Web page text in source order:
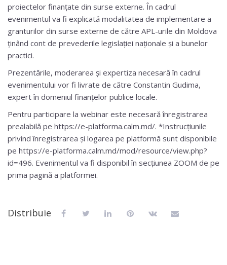
proiectelor finanțate din surse externe. În cadrul
evenimentul va fi explicată modalitatea de implementare a
granturilor din surse externe de către APL-urile din Moldova
ținând cont de prevederile legislației naționale și a bunelor
practici.
Prezentările, moderarea și expertiza necesară în cadrul
evenimentului vor fi livrate de către Constantin Gudima,
expert în domeniul finanțelor publice locale.
Pentru participare la webinar este necesară înregistrarea
prealabilă pe https://e-platforma.calm.md/. *Instrucțiunile
privind înregistrarea și logarea pe platformă sunt disponibile
pe https://e-platforma.calm.md/mod/resource/view.php?
id=496. Evenimentul va fi disponibil în secțiunea ZOOM de pe
prima pagină a platformei.
Distribuie